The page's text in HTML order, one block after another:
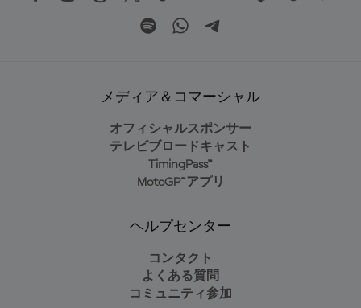
メディア＆コマーシャル
オフィシャルスポンサー
テレビブロードキャスト
TimingPass™
MotoGP™アプリ
ヘルプセンター
コンタクト
よくある質問
コミュニティ参加